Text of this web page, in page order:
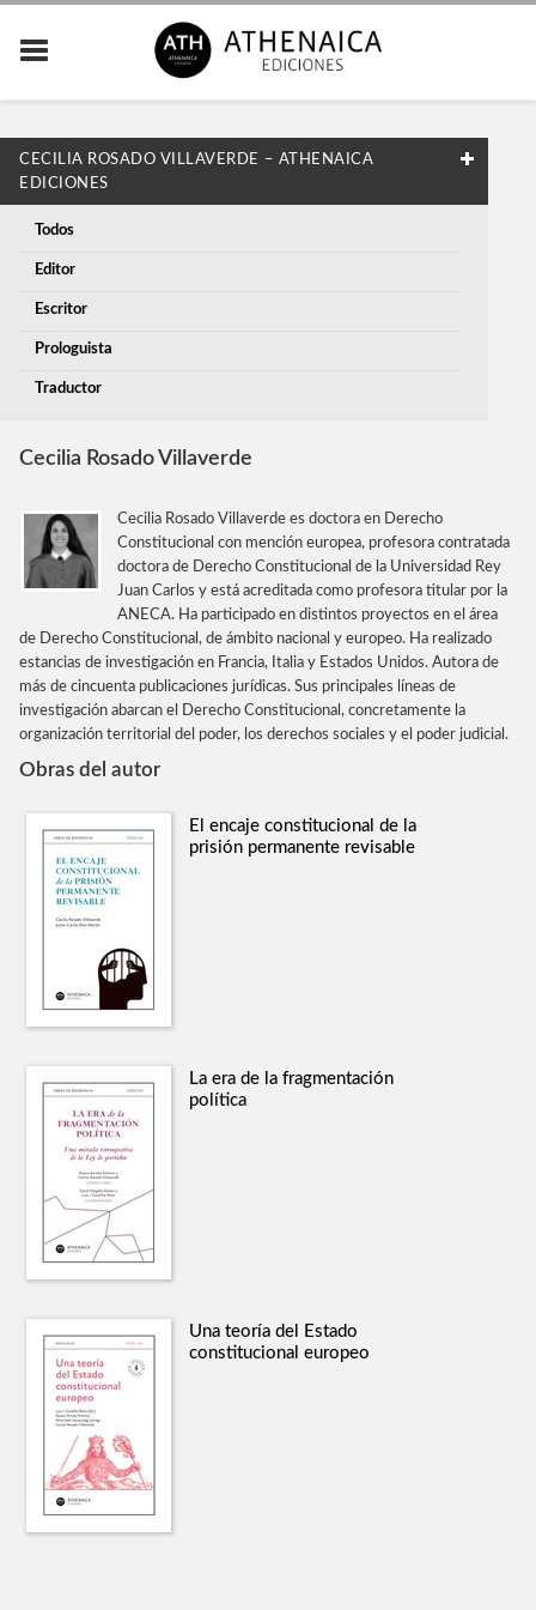
​CECILIA ROSADO VILLAVERDE – ATHENAICA
EDICIONES
Todos
Editor
Escritor
Prologuista
Traductor
​Cecilia Rosado Villaverde
Cecilia Rosado Villaverde es doctora en Derecho
Constitucional con mención europea, profesora contratada
doctora de Derecho Constitucional de la Universidad Rey
Juan Carlos y está acreditada como profesora titular por la
ANECA. Ha participado en distintos proyectos en el área
de Derecho Constitucional, de ámbito nacional y europeo. Ha realizado
estancias de investigación en Francia, Italia y Estados Unidos. Autora de
más de cincuenta publicaciones jurídicas. Sus principales líneas de
investigación abarcan el Derecho Constitucional, concretamente la
organización territorial del poder, los derechos sociales y el poder judicial.
Obras del autor
El encaje constitucional de la
prisión permanente revisable
La era de la fragmentación
política
Una teoría del Estado
constitucional europeo